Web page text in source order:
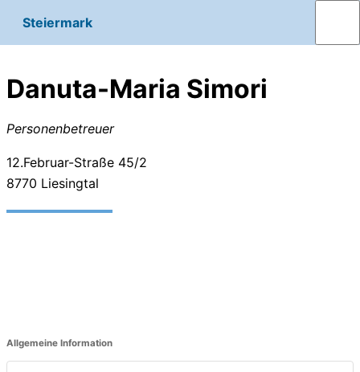
Steiermark
Danuta-Maria Simori
Personenbetreuer
12.Februar-Straße 45/2
8770 Liesingtal
Allgemeine Information